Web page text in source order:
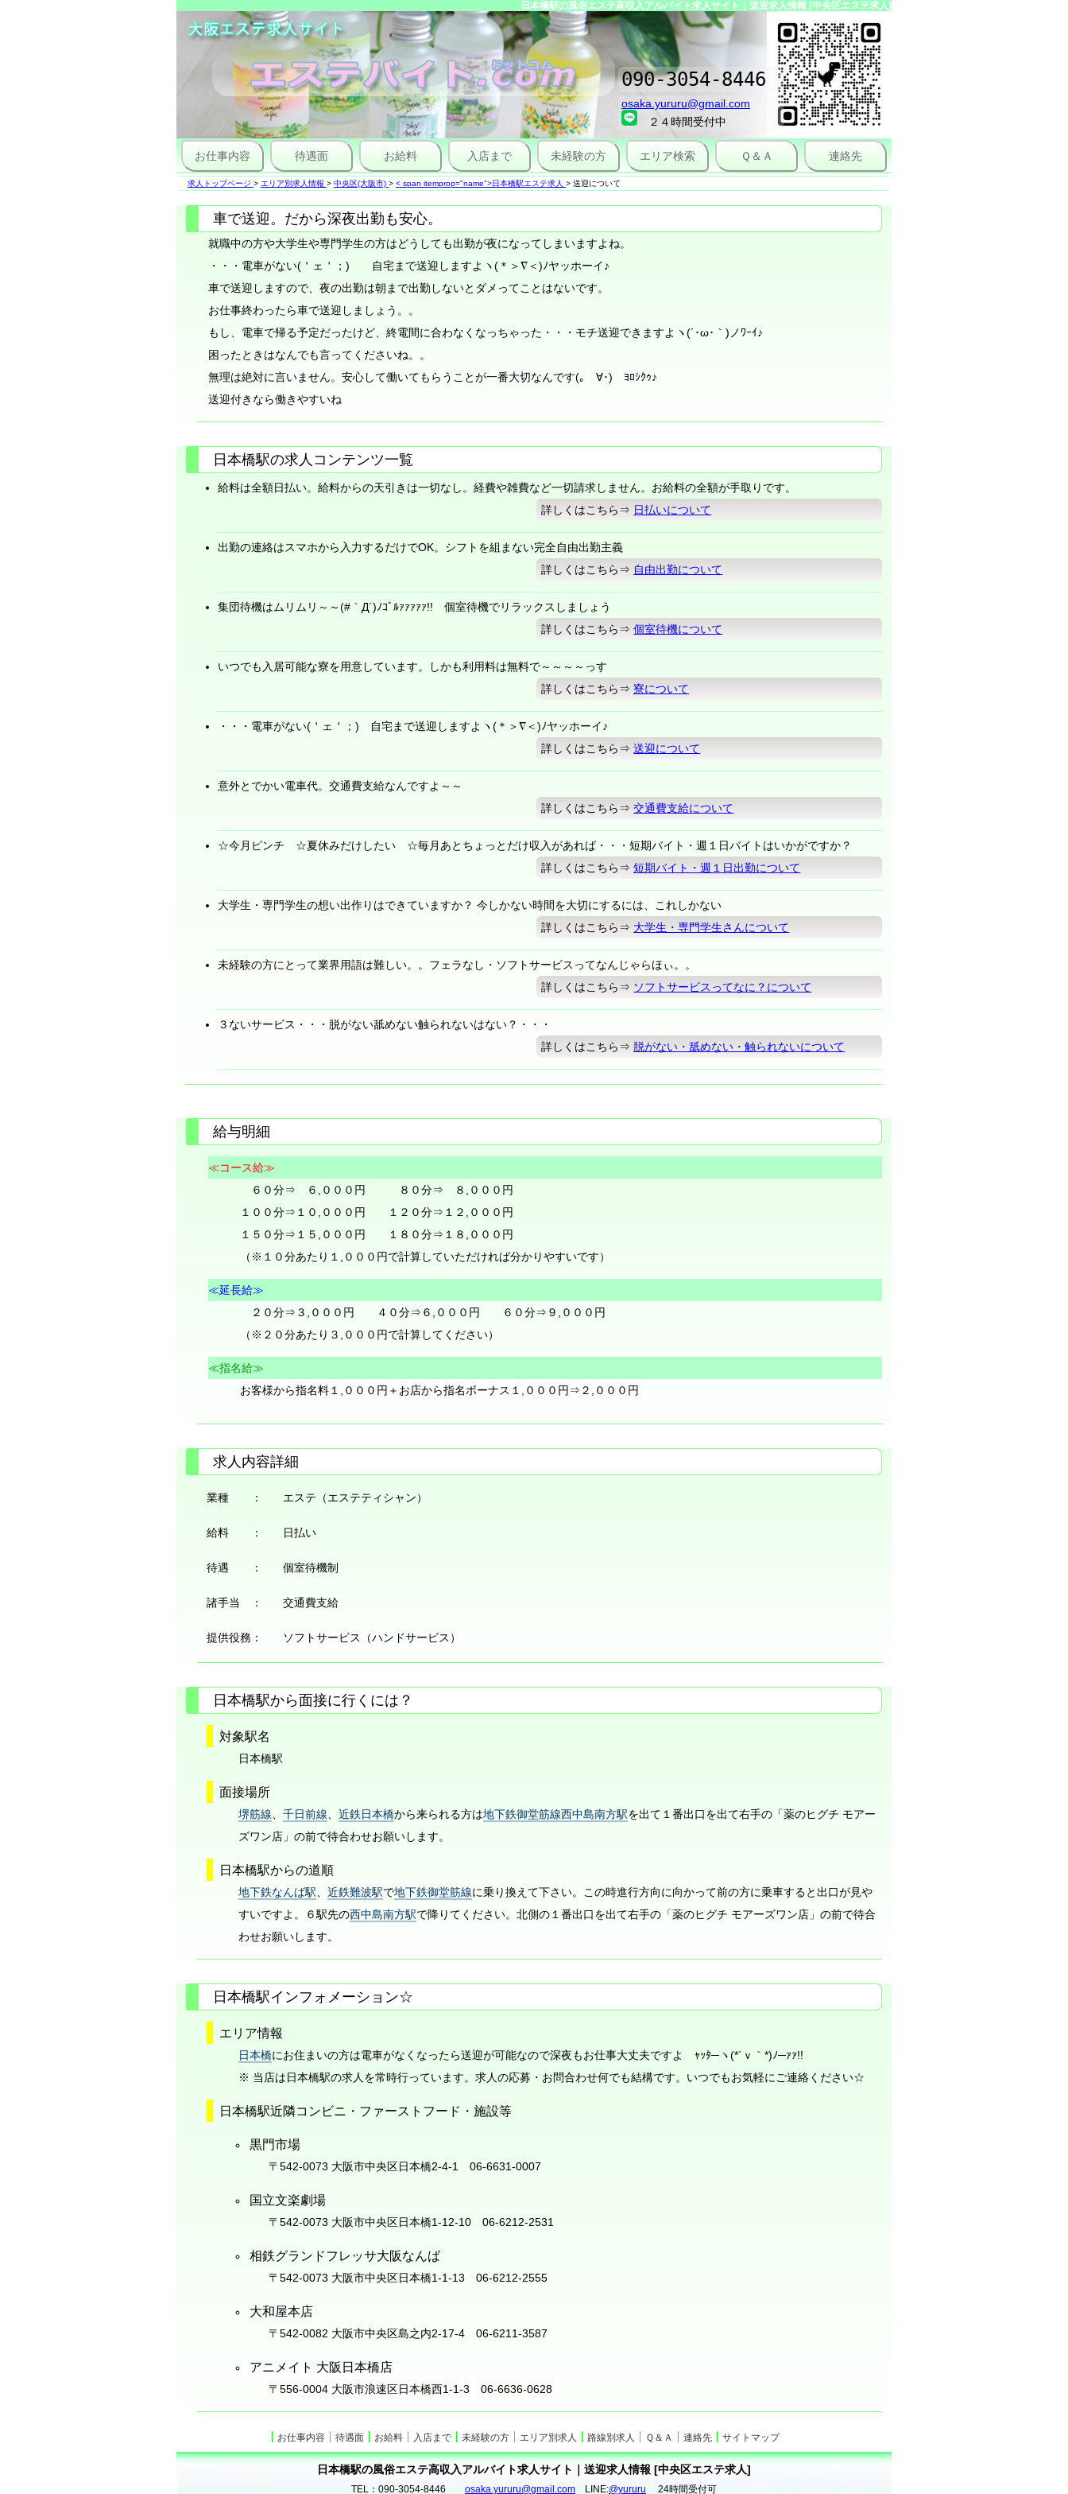
日本橋駅の風俗エステ高収入アルバイト求人サイト｜送迎求人情報 [中央区エステ求人]
090-3054-8446
osaka.yururu@gmail.com
２４時間受付中
お仕事内容 待遇面 お給料 入店まで 未経験の方 エリア検索 Ｑ＆Ａ 連絡先
求人トップページ > エリア別求人情報 > 中央区(大阪市) > < span itemprop="name">日本橋駅エステ求人 > 送迎について
車で送迎。だから深夜出勤も安心。
就職中の方や大学生や専門学生の方はどうしても出勤が夜になってしまいますよね。
・・・電車がない(＇ェ＇；) 自宅まで送迎しますよヽ(＊＞∇＜)ﾉヤッホーイ♪
車で送迎しますので、夜の出勤は朝まで出勤しないとダメってことはないです。
お仕事終わったら車で送迎しましょう。。
もし、電車で帰る予定だったけど、終電間に合わなくなっちゃった・・・モチ送迎できますよヽ(´･ω･｀)ノﾜｰｲ♪
困ったときはなんでも言ってくださいね。。
無理は絶対に言いません。安心して働いてもらうことが一番大切なんです(｡ゝ∀･)ゞﾖﾛｼｸｩ♪
送迎付きなら働きやすいね
日本橋駅の求人コンテンツ一覧
給料は全額日払い。給料からの天引きは一切なし。経費や雑費など一切請求しません。お給料の全額が手取りです。
詳しくはこちら⇒ 日払いについて
出勤の連絡はスマホから入力するだけでOK。シフトを組まない完全自由出勤主義
詳しくはこちら⇒ 自由出勤について
集団待機はムリムリ～～(#｀Д´)ﾉｺﾞﾙｧｧｧｧｧ!! 個室待機でリラックスしましょう
詳しくはこちら⇒個室待機について
いつでも入居可能な寮を用意しています。しかも利用料は無料で～～～～っす
詳しくはこちら⇒寮について
・・・電車がない(＇ェ＇；) 自宅まで送迎しますよヽ(＊＞∇＜)ﾉヤッホーイ♪
詳しくはこちら⇒送迎について
意外とでかい電車代。交通費支給なんですよ～～
詳しくはこちら⇒交通費支給について
☆今月ピンチ ☆夏休みだけしたい ☆毎月あとちょっとだけ収入があれば・・・短期バイト・週１日バイトはいかがですか？
詳しくはこちら⇒短期バイト・週１日出勤について
大学生・専門学生の想い出作りはできていますか？ 今しかない時間を大切にするには、これしかない
詳しくはこちら⇒ 大学生・専門学生さんについて
未経験の方にとって業界用語は難しい。。フェラなし・ソフトサービスってなんじゃらほぃ。。
詳しくはこちら⇒ ソフトサービスってなに？について
３ないサービス・・・脱がない舐めない触られないはない？・・・
詳しくはこちら⇒ 脱がない・舐めない・触られないについて
給与明細
≪コース給≫
６０分⇒ ６,０００円 ８０分⇒ ８,０００円
１００分⇒１０,０００円 １２０分⇒１２,０００円
１５０分⇒１５,０００円 １８０分⇒１８,０００円
（※１０分あたり１,０００円で計算していただければ分かりやすいです）
≪延長給≫
２０分⇒３,０００円 ４０分⇒６,０００円 ６０分⇒９,０００円
（※２０分あたり３,０００円で計算してください）
≪指名給≫
お客様から指名料１,０００円＋お店から指名ボーナス１,０００円⇒２,０００円
求人内容詳細
業種 ： エステ（エステティシャン）
給料 ： 日払い
待遇 ： 個室待機制
諸手当 ： 交通費支給
提供役務： ソフトサービス（ハンドサービス）
日本橋駅から面接に行くには？
対象駅名
日本橋駅
面接場所
堺筋線 千日前線 近鉄日本橋から来られる方は地下鉄御堂筋線西中島南方駅を出て１番出口を出て右手の「薬のヒグチ モアー
ズワン店」の前で待合わせお願いします。
日本橋駅からの道順
地下鉄なんば駅 近鉄難波駅で地下鉄御堂筋線に乗り換えて下さい。この時進行方向に向かって前の方に乗車すると出口が見や
すいですよ。６駅先の西中島南方駅で降りてください。北側の１番出口を出て右手の「薬のヒグチ モアーズワン店」の前で待合
わせお願いします。
日本橋駅インフォメーション☆
エリア情報
日本橋にお住まいの方は電車がなくなったら送迎が可能なので深夜もお仕事大丈夫ですよ ｬｯﾀ─ヽ(*´ｖ｀*)ﾉ─ｧｧ!!
※ 当店は日本橋駅の求人を常時行っています。求人の応募・お問合わせ何でも結構です。いつでもお気軽にご連絡ください☆
日本橋駅近隣コンビニ・ファーストフード・施設等
黒門市場
〒542-0073 大阪市中央区日本橋2-4-1 06-6631-0007
国立文楽劇場
〒542-0073 大阪市中央区日本橋1-12-10 06-6212-2531
相鉄グランドフレッサ大阪なんば
〒542-0073 大阪市中央区日本橋1-1-13 06-6212-2555
大和屋本店
〒542-0082 大阪市中央区島之内2-17-4 06-6211-3587
アニメイト 大阪日本橋店
〒556-0004 大阪市浪速区日本橋西1-1-3 06-6636-0628
お仕事内容 待遇面 お給料 入店まで 未経験の方 エリア別求人 路線別求人 Ｑ＆Ａ 連絡先 サイトマップ
日本橋駅の風俗エステ高収入アルバイト求人サイト｜送迎求人情報 [中央区エステ求人]
TEL：090-3054-8446 osaka.yururu@gmail.com LINE:@yururu 24時間受付可